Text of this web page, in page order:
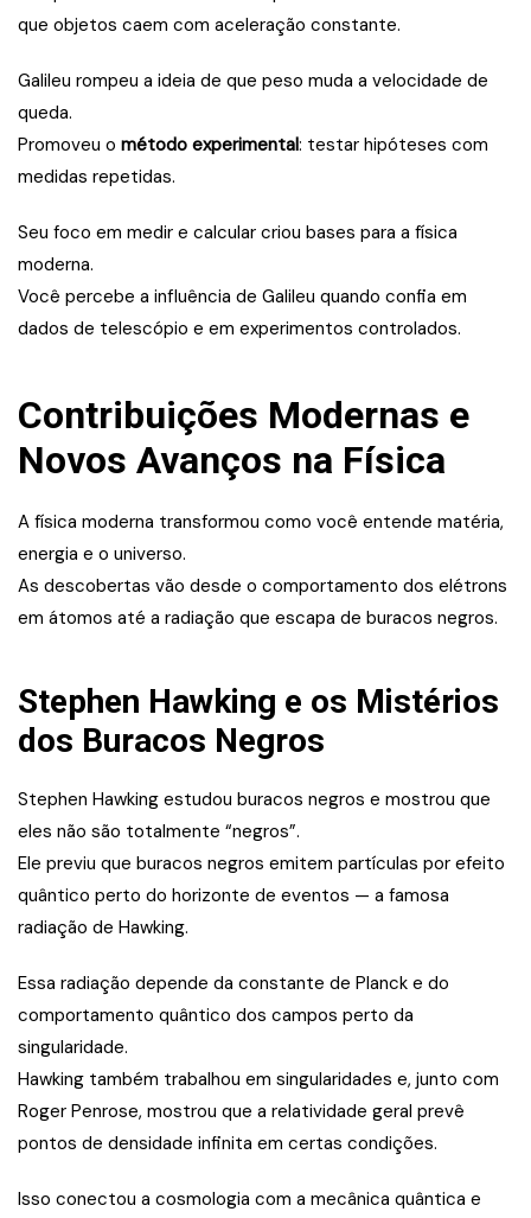
que objetos caem com aceleração constante.
Galileu rompeu a ideia de que peso muda a velocidade de
queda.
Promoveu o método experimental: testar hipóteses com
medidas repetidas.
Seu foco em medir e calcular criou bases para a física
moderna.
Você percebe a influência de Galileu quando confia em
dados de telescópio e em experimentos controlados.
Contribuições Modernas e
Novos Avanços na Física
A física moderna transformou como você entende matéria,
energia e o universo.
As descobertas vão desde o comportamento dos elétrons
em átomos até a radiação que escapa de buracos negros.
Stephen Hawking e os Mistérios
dos Buracos Negros
Stephen Hawking estudou buracos negros e mostrou que
eles não são totalmente “negros”.
Ele previu que buracos negros emitem partículas por efeito
quântico perto do horizonte de eventos — a famosa
radiação de Hawking.
Essa radiação depende da constante de Planck e do
comportamento quântico dos campos perto da
singularidade.
Hawking também trabalhou em singularidades e, junto com
Roger Penrose, mostrou que a relatividade geral prevê
pontos de densidade infinita em certas condições.
Isso conectou a cosmologia com a mecânica quântica e